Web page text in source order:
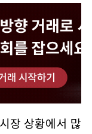
장 상황에서 많